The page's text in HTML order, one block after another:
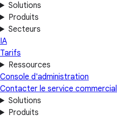
Solutions
Produits
Secteurs
IA
Tarifs
Ressources
Console d'administration
Contacter le service commercial
Solutions
Produits